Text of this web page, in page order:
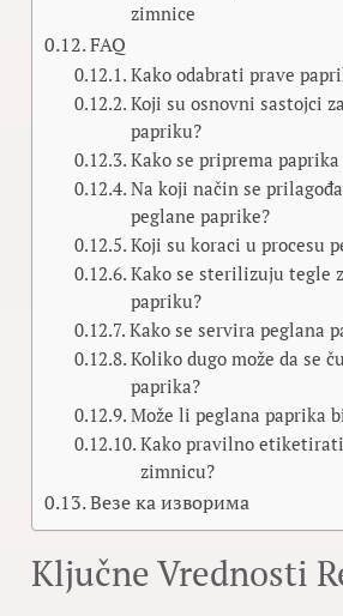
zimnice
FAQ
Kako odabrati prave
Koji su osnovni sastojci
papriku?
Kako se priprema
Na koji način se
peglane paprike?
Koji su koraci u procesu
Kako se sterilizuju tegle
papriku?
Kako se servira peglana
Koliko dugo može da se
paprika?
Može li peglana paprika
Kako pravilno
zimnicu?
Везе ка изворима
Ključne Vrednosti